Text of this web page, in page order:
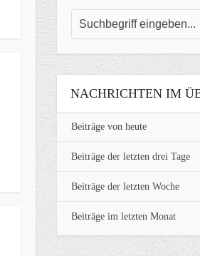
NACHRICHTEN IM
Beiträge von heute
Beiträge der letzten drei Tage
Beiträge der letzten Woche
Beiträge im letzten Monat